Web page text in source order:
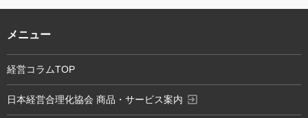
メニュー
経営コラムTOP
日本経営合理化協会 商品・サービス案内 exit_to_app